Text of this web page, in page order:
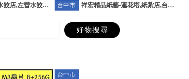
餃店,左營水餃店,
台中市
祥宏精品紙藝-蓮花塔,紙紮店,台北
台中市